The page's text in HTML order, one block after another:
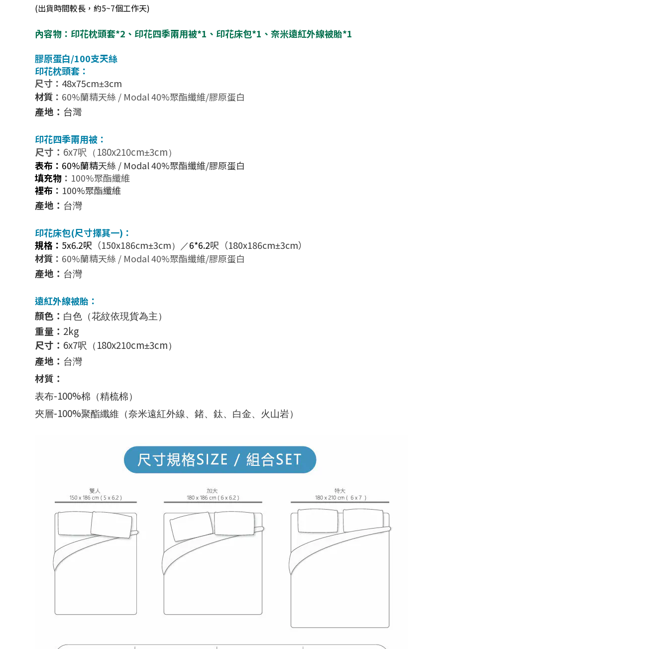
(出貨時間較長，約5~7個工作天)
內容物：印花枕頭套*2、印花四季兩用被*1、印花床包*1、奈米遠紅外線被胎*1
膠原蛋白/100支天絲
印花枕頭套：
尺寸： 48x75cm±3cm
材質 ： 60%蘭精天絲 / Modal 40%聚酯纖維/膠原蛋白
產地： 台灣
印花四季兩用被：
尺寸： 6x7呎（ 180x210cm±3cm）
表布： 60%蘭精天絲 / Modal 40%聚酯纖維/膠原蛋白
填充物 ： 100%聚酯纖維
裡布 ： 100%聚酯纖維
產地： 台灣
印花床包(尺寸擇其一)：
規格： 5x6.2呎 （150x186cm±3cm ）／ 6*6.2呎（180x186cm±3cm）
材質 ： 60%蘭精天絲 / Modal 40%聚酯纖維/膠原蛋白
產地： 台灣
遠紅外線被胎：
顏色： 白色（花紋依現貨為主）
重量： 2kg
尺寸： 6x7呎（ 180x210cm±3cm）
產地： 台灣
材質：
表布-100%棉（精梳棉）
夾層-100%聚酯纖維（奈米遠紅外線、鍺、鈦、白金、火山岩）